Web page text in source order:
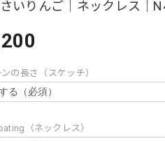
いりんご｜ネックレス｜
の長さ（スケッチ）
（ネックレス）